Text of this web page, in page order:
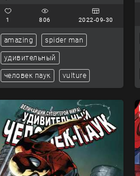
1 806 2022-09-30
amazing spider man
удивительный
человек паук vulture